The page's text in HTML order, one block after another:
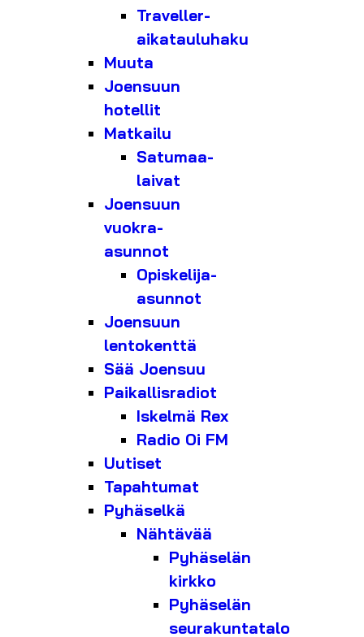
Traveller-
aikatauluhaku
Muuta
Joensuun
hotellit
Matkailu
Satumaa-
laivat
Joensuun
vuokra-
asunnot
Opiskelija-
asunnot
Joensuun
lentokenttä
Sää Joensuu
Paikallisradiot
Iskelmä Rex
Radio Oi FM
Uutiset
Tapahtumat
Pyhäselkä
Nähtävää
Pyhäselän
kirkko
Pyhäselän
seurakuntatalo